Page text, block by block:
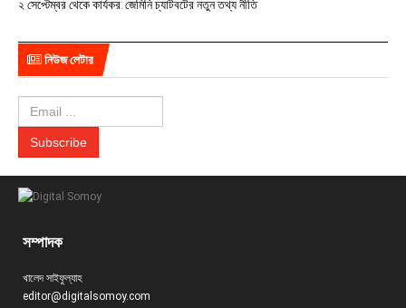
২ সেপ্টেম্বর থেকে কার্যকর: জেমিনি চ্যাটবটের নতুন তথ্য নীতি
নিউজ লেটার
সম্পাদক
খালেদ সাইফুল্যাহ
editor@digitalsomoy.com